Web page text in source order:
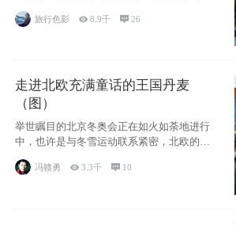
旅行色影 8.9千 26
走进北欧充满童话的王国丹麦
（图）
举世瞩目的北京冬奥会正在如火如荼地进行
中，也许是与冬雪运动联系紧密，北欧的一
些国家因
冯赣勇 3.3千  10